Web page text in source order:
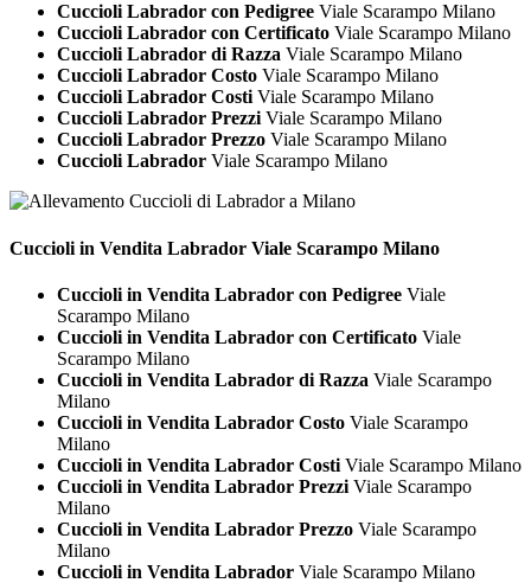
Cuccioli Labrador con Pedigree Viale Scarampo Milano
Cuccioli Labrador con Certificato Viale Scarampo Milano
Cuccioli Labrador di Razza Viale Scarampo Milano
Cuccioli Labrador Costo Viale Scarampo Milano
Cuccioli Labrador CostiViale Scarampo Milano
Cuccioli Labrador PrezziViale Scarampo Milano
Cuccioli Labrador Prezzo Viale Scarampo Milano
Cuccioli Labrador Viale Scarampo Milano
Cuccioli in Vendita Labrador Viale Scarampo Milano
Cuccioli in Vendita Labrador con Pedigree Viale
Scarampo Milano
Cuccioli in Vendita Labrador con Certificato Viale
Scarampo Milano
Cuccioli in Vendita Labrador di Razza Viale Scarampo
Milano
Cuccioli in Vendita Labrador Costo Viale Scarampo
Milano
Cuccioli in Vendita Labrador Costi Viale Scarampo Milano
Cuccioli in Vendita Labrador Prezzi Viale Scarampo
Milano
Cuccioli in Vendita Labrador Prezzo Viale Scarampo
Milano
Cuccioli in Vendita Labrador Viale Scarampo Milano